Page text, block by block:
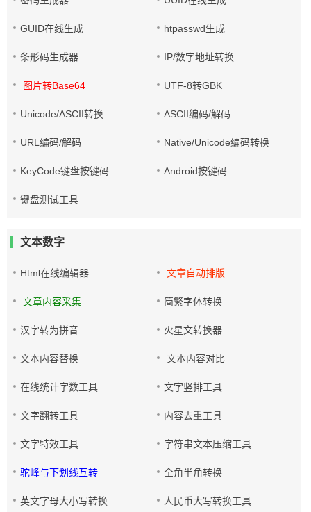
GUID在线生成 htpasswd生成
条形码生成器 IP/数字地址转换
图片转Base64 UTF-8转GBK
Unicode/ASCII转换 ASCII编码/解码
URL编码/解码 Native/Unicode编码转换
KeyCode键盘按键码 Android按键码
键盘测试工具
文本数字
Html在线编辑器 文章自动排版
文章内容采集 简繁字体转换
汉字转为拼音 火星文转换器
文本内容替换 文本内容对比
在线统计字数工具 文字竖排工具
文字翻转工具 内容去重工具
文字特效工具 字符串文本压缩工具
驼峰与下划线互转 全角半角转换
英文字母大小写转换 人民币大写转换工具